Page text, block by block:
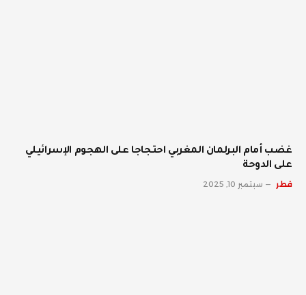
غضب أمام البرلمان المغربي احتجاجا على الهجوم الإسرائيلي
على الدوحة
قطر سبتمبر 10, 2025